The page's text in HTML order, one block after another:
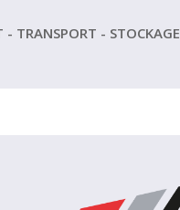
- TRANSPORT - STOCKAGE